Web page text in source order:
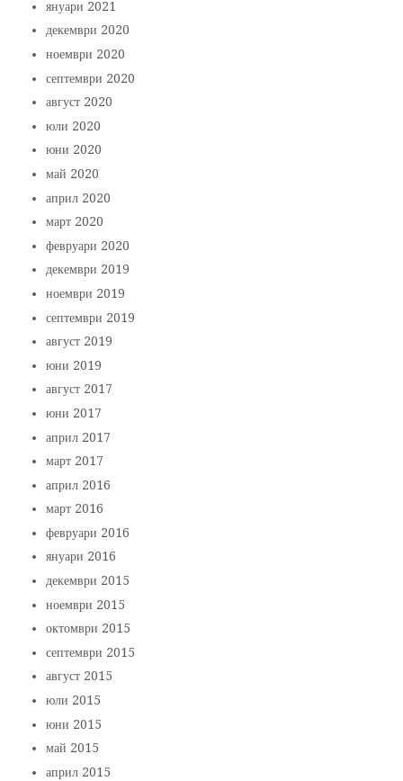
януари 2021
декември 2020
ноември 2020
септември 2020
август 2020
юли 2020
юни 2020
май 2020
април 2020
март 2020
февруари 2020
декември 2019
ноември 2019
септември 2019
август 2019
юни 2019
август 2017
юни 2017
април 2017
март 2017
април 2016
март 2016
февруари 2016
януари 2016
декември 2015
ноември 2015
октомври 2015
септември 2015
август 2015
юли 2015
юни 2015
май 2015
април 2015